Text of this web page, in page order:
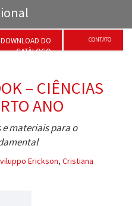
DOWNLOAD DO
CATÀLOGO
CONTATO
– CIÊNCIAS
ANO
e materiais para o
Erickson, Cristiana